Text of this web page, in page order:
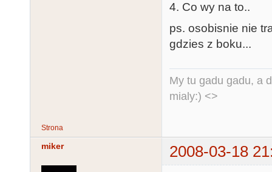
4. Co wy na to..
ps. osobisnie nie
gdzies z boku...
My tu gadu gadu, a
mialy:) <>
Strona
miker 2008-03-18